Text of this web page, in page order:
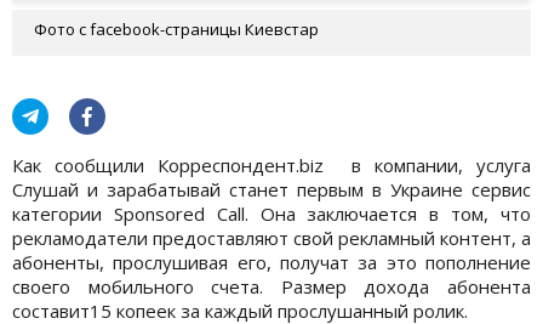
Фото с facebook-страницы Киевстар
Как сообщили Корреспондент.biz в компании, услуга
Слушай и зарабатывай станет первым в Украине сервис
категории Sponsored Call. Она заключается в том, что
рекламодатели предоставляют свой рекламный контент, а
абоненты, прослушивая его, получат за это пополнение
своего мобильного счета. Размер дохода абонента
составит15 копеек за каждый прослушанный ролик.